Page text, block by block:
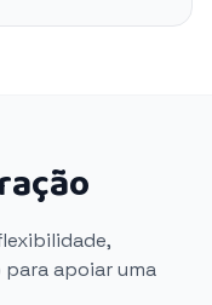
apoiar uma